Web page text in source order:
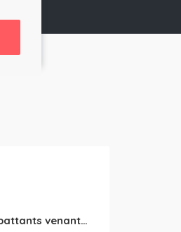
Armoires 3 battants venant de Turquie disponibles